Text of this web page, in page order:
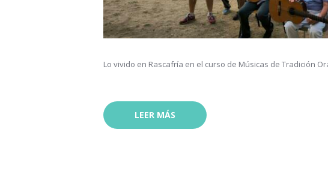
Lo vivido en Rascafría en el curso de Músicas de Tradición
LEER MÁS